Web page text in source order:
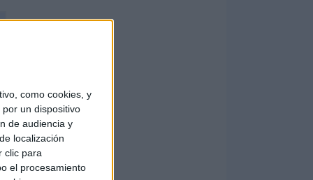
como cookies, y
un dispositivo
de audiencia y
localización
clic para
el procesamiento